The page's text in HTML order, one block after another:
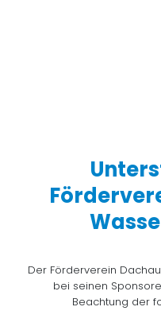
Der Förderverein
bei seinen
Beachtung der